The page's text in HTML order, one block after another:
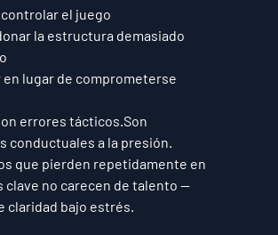
el juego
la estructura demasiado
en lugar de comprometerse
errores tácticos.Son
conductuales a la presión
que pierden repetidamente en
clave no carecen de talento —
claridad bajo estrés